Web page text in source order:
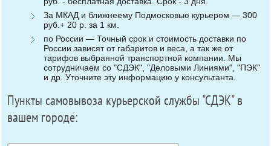
За МКАД и ближнеему Подмосковью курьером — 300
руб.+ 20 р. за 1 км.
по России — Точный срок и стоимость доставки по
России зависят от габаритов и веса, а так же от
тарифов выбранной транспортной компании. Мы
сотрудничаем со "СДЭК", "Деловыми Линиями", "ПЭК"
и др. Уточните эту информацию у консультанта.
Пункты самовывоза курьерской службы "СДЭК" в
вашем городе: